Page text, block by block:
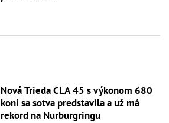
Nová Trieda CLA 45 s výkonom 680
koní sa sotva predstavila a už má
rekord na Nurburgringu